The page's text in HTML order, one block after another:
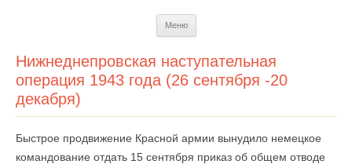
Меню
Нижнеднепровская наступательная
операция 1943 года (26 сентября -20
декабря)
Быстрое продвижение Красной армии вынудило немецкое
командование отдать 15 сентября приказ об общем отводе